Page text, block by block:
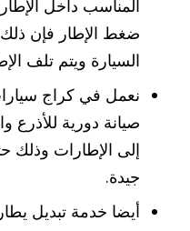
المناسب داخل
ضغط الإطار فإن
السيارة ويتم تلف
نعمل في كراج
صيانة دورية للأذرع
إلى الإطارات وذلك
جيدة.
أيضا خدمة تبديل